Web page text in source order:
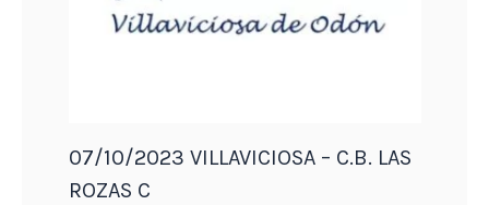
07/10/2023 VILLAVICIOSA – C.B. LAS
ROZAS C